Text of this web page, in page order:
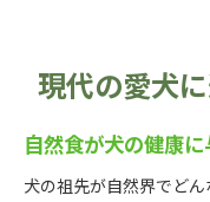
現代の愛犬
自然食が犬の健康
犬の祖先が自然界でど